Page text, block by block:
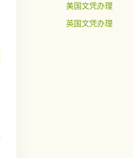
美国文凭办理
英国文凭办理